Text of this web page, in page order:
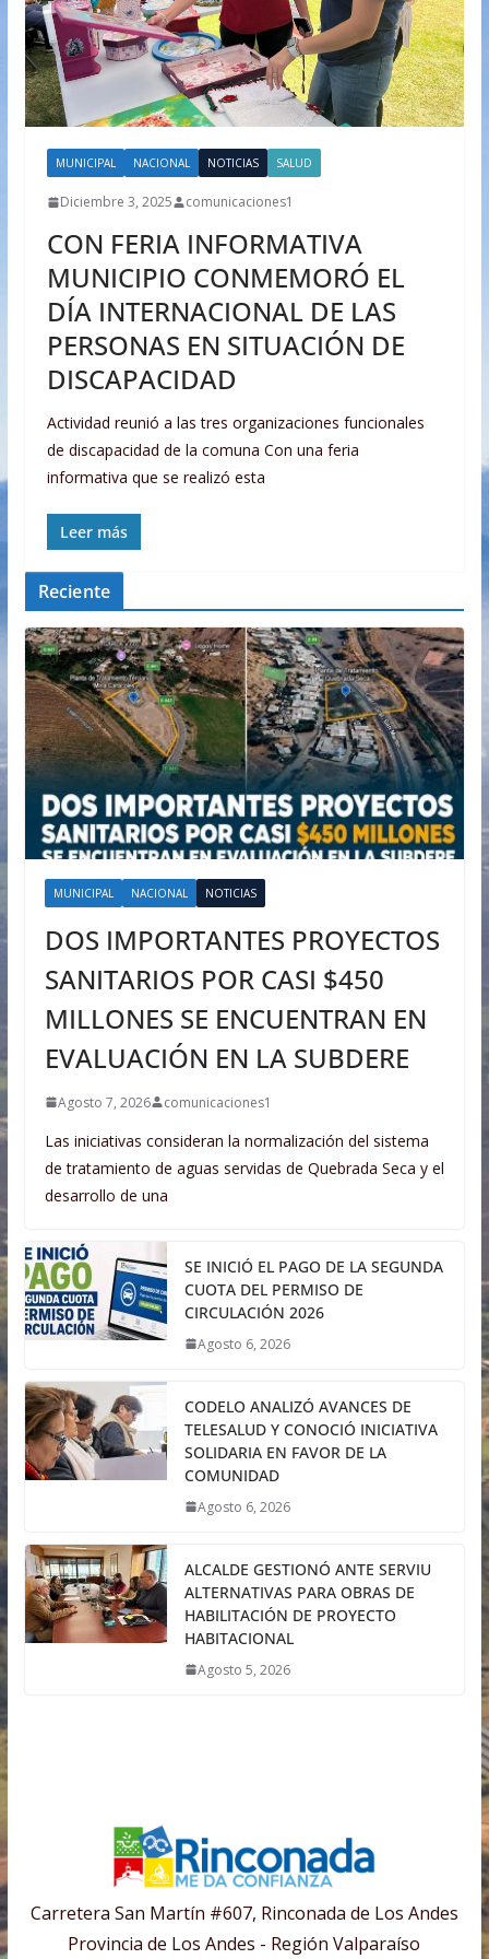
MUNICIPAL NACIONAL NOTICIAS SALUD
Diciembre 3, 2025 comunicaciones1
CON FERIA INFORMATIVA
MUNICIPIO CONMEMORÓ EL
DÍA INTERNACIONAL DE LAS
PERSONAS EN SITUACIÓN DE
DISCAPACIDAD
Actividad reunió a las tres organizaciones funcionales
de discapacidad de la comuna Con una feria
informativa que se realizó esta
Leer más
Reciente
MUNICIPAL NACIONAL NOTICIAS
DOS IMPORTANTES PROYECTOS
SANITARIOS POR CASI $450
MILLONES SE ENCUENTRAN EN
EVALUACIÓN EN LA SUBDERE
Agosto 7, 2026 comunicaciones1
Las iniciativas consideran la normalización del sistema
de tratamiento de aguas servidas de Quebrada Seca y el
desarrollo de una
SE INICIÓ EL PAGO DE LA SEGUNDA
CUOTA DEL PERMISO DE
CIRCULACIÓN 2026
Agosto 6, 2026
CODELO ANALIZÓ AVANCES DE
TELESALUD Y CONOCIÓ INICIATIVA
SOLIDARIA EN FAVOR DE LA
COMUNIDAD
Agosto 6, 2026
ALCALDE GESTIONÓ ANTE SERVIU
ALTERNATIVAS PARA OBRAS DE
HABILITACIÓN DE PROYECTO
HABITACIONAL
Agosto 5, 2026
Carretera San Martín #607, Rinconada de Los Andes
Provincia de Los Andes - Región Valparaíso